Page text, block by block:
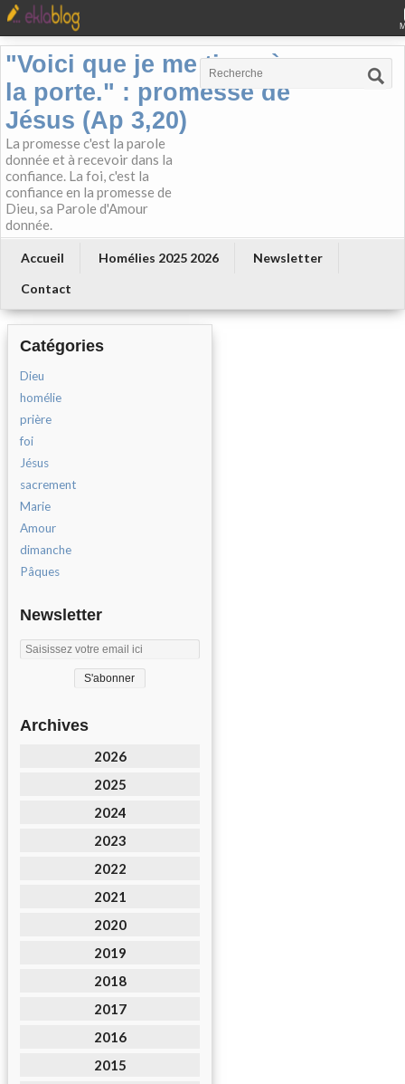
"Voici que je me tiens à
la porte." : promesse de
Jésus (Ap 3,20)
La promesse c'est la parole
donnée et à recevoir dans la
confiance. La foi, c'est la
confiance en la promesse de
Dieu, sa Parole d'Amour
donnée.
Accueil Homélies 2025 2026
Newsletter
Contact
Catégories
Dieu
homélie
prière
foi
Jésus
sacrement
Marie
Amour
dimanche
Pâques
Newsletter
Archives
2026
2025
2024
2023
2022
2021
2020
2019
2018
2017
2016
2015